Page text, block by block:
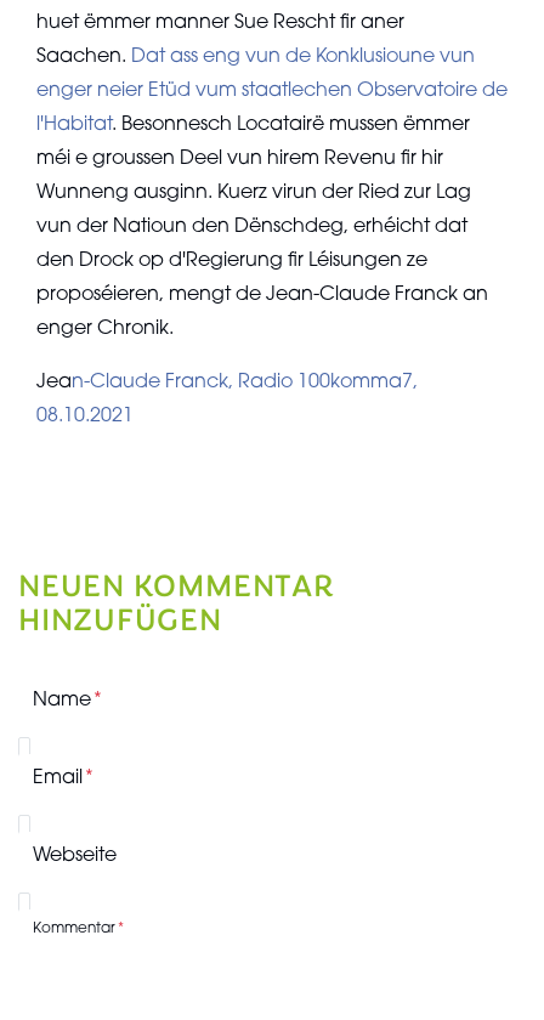
huet ëmmer manner Sue Rescht fir aner
Saachen. Dat ass eng vun de Konklusioune vun
enger neier Etüd vum staatlechen Observatoire de
l'Habitat. Besonnesch Locatairë mussen ëmmer
méi e groussen Deel vun hirem Revenu fir hir
Wunneng ausginn. Kuerz virun der Ried zur Lag
vun der Natioun den Dënschdeg, erhéicht dat
den Drock op d'Regierung fir Léisungen ze
proposéieren, mengt de Jean-Claude Franck an
enger Chronik.
Jean-Claude Franck, Radio 100komma7,
08.10.2021
NEUEN KOMMENTAR
HINZUFÜGEN
Name
Email
Webseite
Kommentar